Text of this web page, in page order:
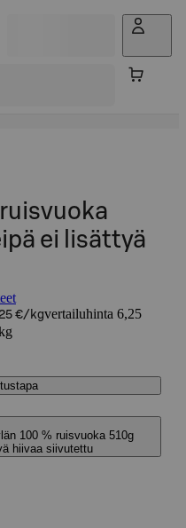
ei lisättyä
€/kgvertailuhinta 6,25
100 % ruisvuoka 510g
hiivaa siivutettu